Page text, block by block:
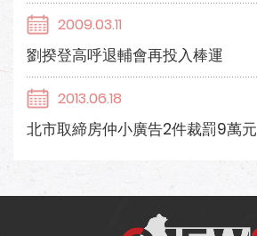
2009.03.11
劉揆登高呼退輔會再投入棒運
2013.06.18
北市取締房仲小廣告2件裁罰9萬元